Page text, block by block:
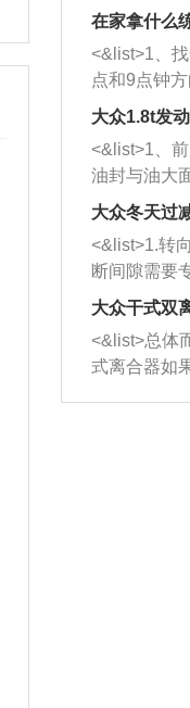
者是细棍，
堵塞情况比
施。
杂物推到排
三元催化器
西取出来。
的堵塞，就
洗剂对堵塞
放在燃油箱
动时，就可
室，最后形
催化器得到
能够得到解
在家拿什么
<&list>1、
点和9点钟
方向做一个
一圈半的练
圈数。
习，这样就
驾驶车辆时
向。
大众1.8t发
<&list>1、
油封与油大
和发动机内
逐渐减弱，
活塞间隙过
的间隙扩大
造成烧机油
机油粘度过
象，机油粘
大众冬天过
<&list>1.转
断间隙需要
无法制作，
店；
裂，破裂后
损严重，磨
响；
大众干式双
<&list>总体
式离合器如